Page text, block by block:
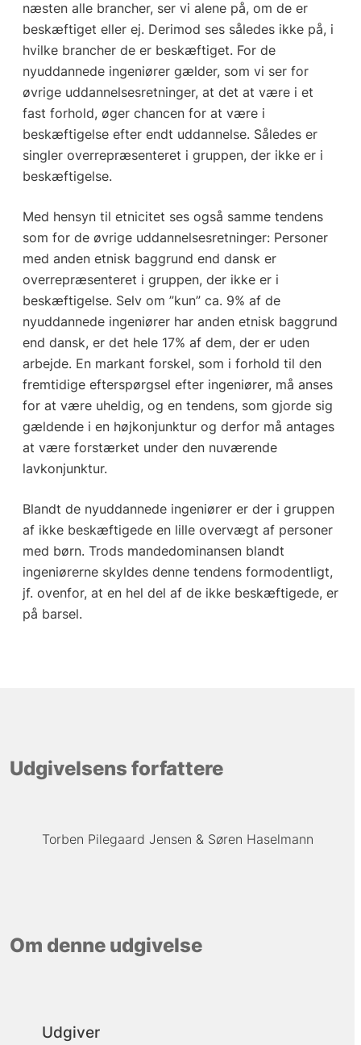
næsten alle brancher, ser vi alene på, om de er
beskæftiget eller ej. Derimod ses således ikke på, i
hvilke brancher de er beskæftiget. For de
nyuddannede ingeniører gælder, som vi ser for
øvrige uddannelsesretninger, at det at være i et
fast forhold, øger chancen for at være i
beskæftigelse efter endt uddannelse. Således er
singler overrepræsenteret i gruppen, der ikke er i
beskæftigelse.
Med hensyn til etnicitet ses også samme tendens
som for de øvrige uddannelsesretninger: Personer
med anden etnisk baggrund end dansk er
overrepræsenteret i gruppen, der ikke er i
beskæftigelse. Selv om ”kun” ca. 9% af de
nyuddannede ingeniører har anden etnisk baggrund
end dansk, er det hele 17% af dem, der er uden
arbejde. En markant forskel, som i forhold til den
fremtidige efterspørgsel efter ingeniører, må anses
for at være uheldig, og en tendens, som gjorde sig
gældende i en højkonjunktur og derfor må antages
at være forstærket under den nuværende
lavkonjunktur.
Blandt de nyuddannede ingeniører er der i gruppen
af ikke beskæftigede en lille overvægt af personer
med børn. Trods mandedominansen blandt
ingeniørerne skyldes denne tendens formodentligt,
jf. ovenfor, at en hel del af de ikke beskæftigede, er
på barsel.
Udgivelsens forfattere
Torben Pilegaard Jensen Søren Haselmann
Om denne udgivelse
Udgiver